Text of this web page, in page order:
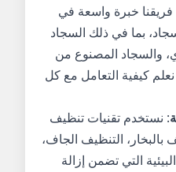
فريقنا خبرة واسعة في
بما في ذلك السجاد
والسجاد المصنوع من
كيفية التعامل مع كل
: نستخدم تقنيات تنظيف
التنظيف الجاف،
التي تضمن إزالة